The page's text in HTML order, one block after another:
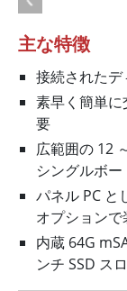
主な特徴
接続された
素早く簡単
要
広範囲の 12
シングルボ
パネル PC と
オプションで
内蔵 64G
ンチ SSD ス